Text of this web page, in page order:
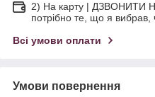
2) На карту | ДЗВОНИТИ
потрібно те, що я вибрав,
Всі умови оплати
Умови повернення